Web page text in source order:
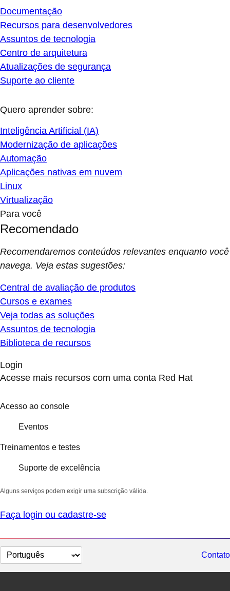
Documentação
Recursos para desenvolvedores
Assuntos de tecnologia
Centro de arquitetura
Atualizações de segurança
Suporte ao cliente
Quero aprender sobre:
Inteligência Artificial (IA)
Modernização de aplicações
Automação
Aplicações nativas em nuvem
Linux
Virtualização
Para você
Recomendado
Recomendaremos conteúdos relevantes enquanto você
navega. Veja estas sugestões:
Central de avaliação de produtos
Cursos e exames
Veja todas as soluções
Assuntos de tecnologia
Biblioteca de recursos
Login
Acesse mais recursos com uma conta Red Hat
Acesso ao console
Eventos
Treinamentos e testes
Suporte de excelência
Alguns serviços podem exigir uma subscrição válida.
Faça login ou cadastre-se
Selecionar
idioma
Contato